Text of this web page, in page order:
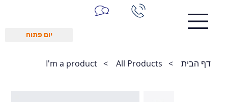
יום פתוח
דף הבית >
All Products
>
I'm a product